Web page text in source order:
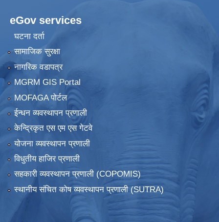
eGov services
घटना दर्ता
सामाजिक सुरक्षा
नागरिक वडापत्र
MGRM GIS Portal
MOFAGA पोर्टल
ईन्धन व्यवस्थापन प्रणाली
केन्द्रिकृत एस एम एस गेटवे
योजना व्यवस्थापन प्रणाली
विधुतीय हाजिर प्रणाली
सहकारी व्यवस्थापन प्रणाली (COPOMIS)
स्थानीय संचित कोष व्यवस्थापन प्रणाली (SUTRA)